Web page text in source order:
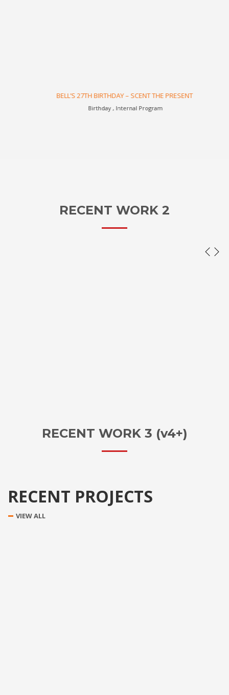
BELL’S 27TH BIRTHDAY – SCENT THE PRESENT
Birthday , Internal Program
RECENT WORK 2
RECENT WORK 3 (v4+)
RECENT PROJECTS
VIEW ALL